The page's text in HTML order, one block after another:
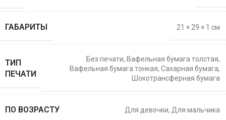
ГАБАРИТЫ 21 × 29 × 1 см
ТИП
ПЕЧАТИ
Без печати, Вафельная бумага толстая,
Вафельная бумага тонкая, Сахарная бумага,
Шокотрансферная бумага
ПО ВОЗРАСТУ Для девочки, Для мальчика